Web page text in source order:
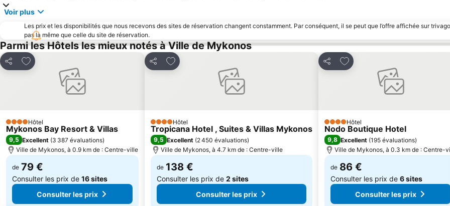
Voir plus
Les prix et les disponibilités que nous recevons des sites de réservation changent constamment. Par conséquent, il se peut que l’offre affichée sur
pas la même que celle du site de réservation.
Parmi les Hôtels les mieux notés à Ville de Mykonos
Partager
Ajouter à mes favoris
4 ÉtoilesHôtel
Mykonos Bay Resort & Villas
9,5 Excellent (3 387 évaluations)
Ville de Mykonos, à 0.9 km de : Centre-ville
de 79 €
Consulter les prix de 16 sites
Consulter les prix
Partager
Ajouter à mes favoris
4 ÉtoilesHôtel
Tropicana Hotel , Suites & Villas Mykonos
9,5 Excellent (2 450 évaluations)
Ville de Mykonos, à 4.7 km de : Centre-ville
de 138 €
Consulter les prix de 2 sites
Consulter les prix
Partager
Ajouter à mes favoris
4 ÉtoilesHôtel
Nodo Boutique Hotel
9,8 Excellent (195 évaluations)
Ville de Mykonos, à 0.3 km de : Centre-
de 86 €
Consulter les prix de 6 sites
Consulter les prix